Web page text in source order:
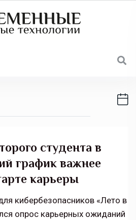
студента в
график важнее
карьеры
кибербезопасников «Лето в
опрос карьерных ожиданий